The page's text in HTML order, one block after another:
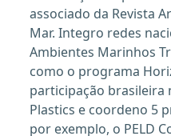
associado da Revista
Mar. Integro redes
Ambientes Marinhos
como o programa
participação
Plastics e coordeno 5
por exemplo, o PELD